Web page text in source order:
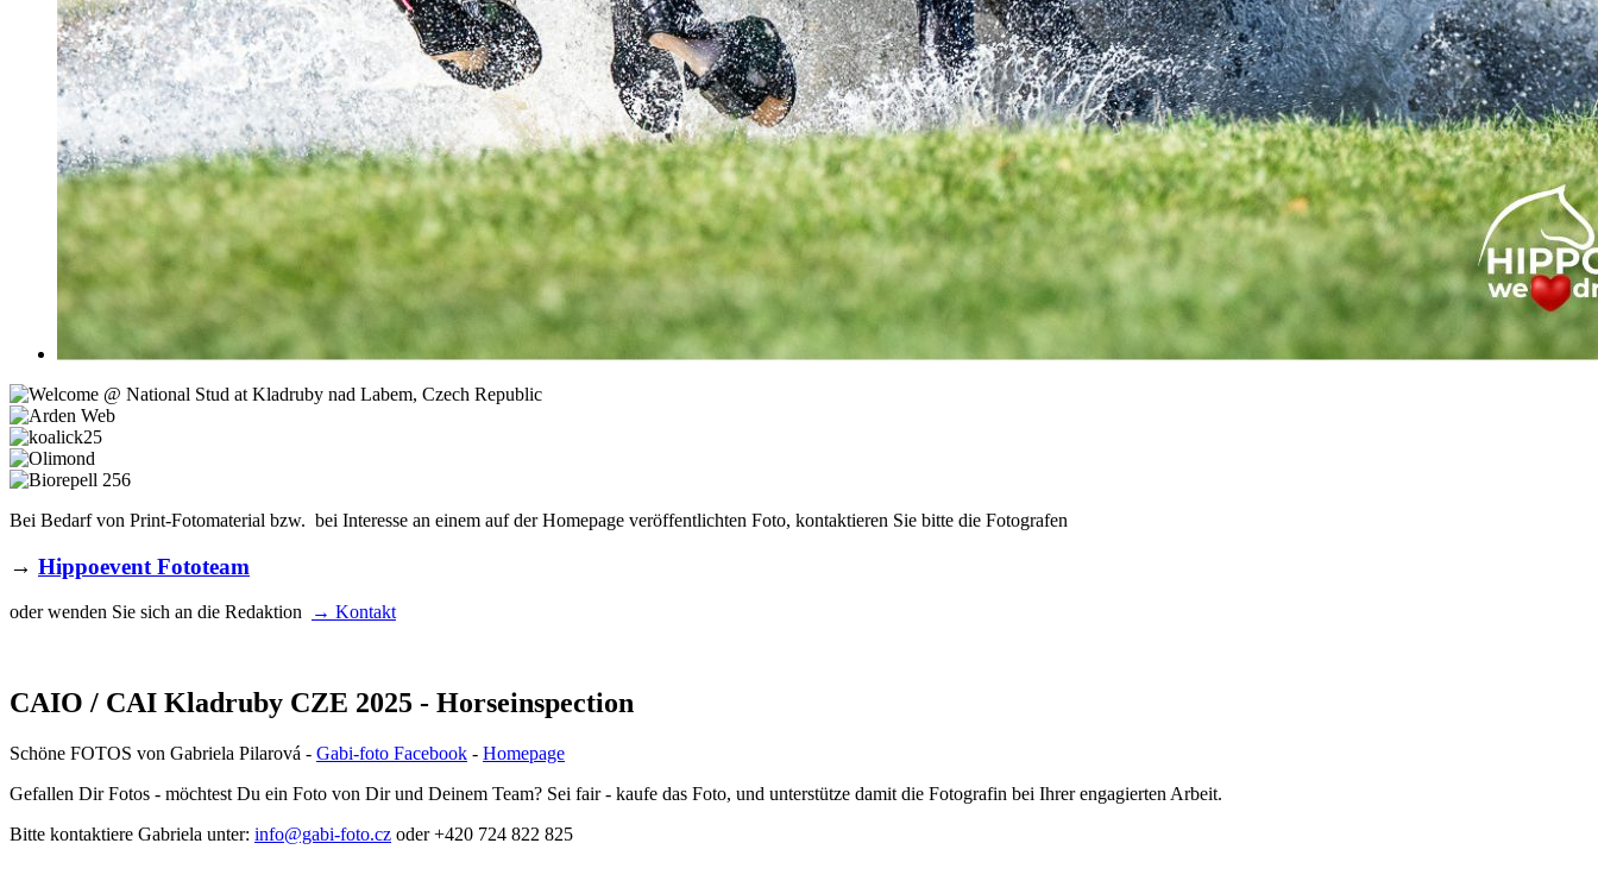
Bei Bedarf von Print-Fotomaterial bzw. bei Interesse an einem auf der Homepage veröffentlichten Foto, kontaktieren Sie bitte die Fotografen
→ Hippoevent Fototeam
oder wenden Sie sich an die Redaktion → Kontakt
CAIO / CAI Kladruby CZE 2025 - Horseinspection
Schöne FOTOS von Gabriela Pilarová - Gabi-foto Facebook - Homepage
Gefallen Dir Fotos - möchtest Du ein Foto von Dir und Deinem Team? Sei fair - kaufe das Foto, und unterstütze damit die Fotografin bei Ihrer engagierten Arbeit.
Bitte kontaktiere Gabriela unter: info@gabi-foto.cz oder +420 724 822 825